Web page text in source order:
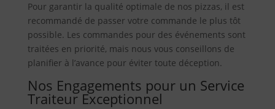
Pour garantir la qualité optimale de nos pizzas, il est
recommandé de passer votre commande le plus tôt
possible. Les commandes pour des événements sont
traitées en priorité, mais nous vous conseillons de
planifier à l’avance pour éviter toute déception.
Nos Engagements pour un Service
Traiteur Exceptionnel